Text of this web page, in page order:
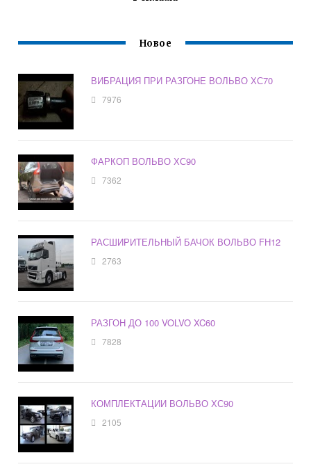
Новое
ВИБРАЦИЯ ПРИ РАЗГОНЕ ВОЛЬВО ХС70
7976
ФАРКОП ВОЛЬВО ХС90
7362
РАСШИРИТЕЛЬНЫЙ БАЧОК ВОЛЬВО FH12
2763
РАЗГОН ДО 100 VOLVO XC60
7828
КОМПЛЕКТАЦИИ ВОЛЬВО ХС90
2105